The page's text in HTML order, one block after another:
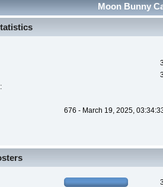
Moon Bunny
676 - March 19, 2025,